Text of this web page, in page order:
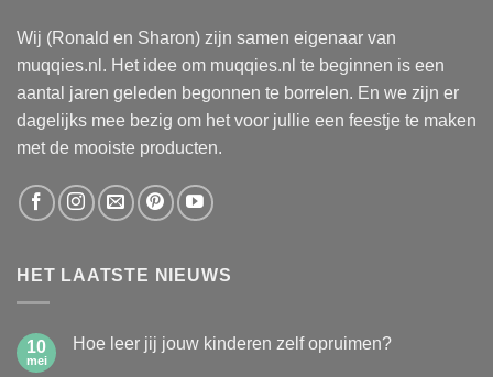
Wij (Ronald en Sharon) zijn samen eigenaar van
muqqies.nl. Het idee om muqqies.nl te beginnen is een
aantal jaren geleden begonnen te borrelen. En we zijn er
dagelijks mee bezig om het voor jullie een feestje te maken
met de mooiste producten.
HET LAATSTE NIEUWS
10
mei
Hoe leer jij jouw kinderen zelf opruimen?